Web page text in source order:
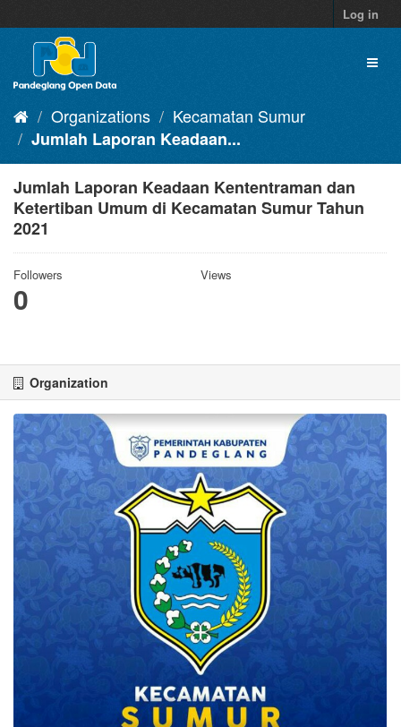
to
content
Log in
Organizations
Kecamatan Sumur
Jumlah Laporan Keadaan...
Jumlah Laporan Keadaan Kententraman dan
Ketertiban Umum di Kecamatan Sumur Tahun
2021
Followers
0
Views
Organization